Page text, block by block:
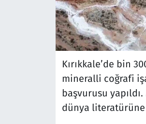
Kırıkkale’de bin
mineralli coğrafi
başvurusu
dünya literatürüne